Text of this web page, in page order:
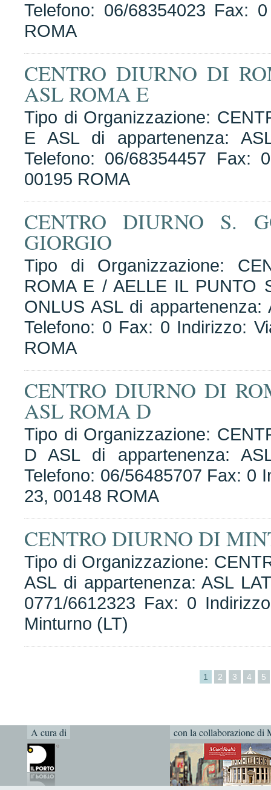
Telefono: 06/68354023 Fax:
ROMA
CENTRO DIURNO DI
ASL ROMA E
Tipo di Organizzazione:
E ASL di appartenenza:
Telefono: 06/68354457 Fax:
00195 ROMA
CENTRO DIURNO S.
GIORGIO
Tipo di Organizzazione:
ROMA E / AELLE IL PUNTO
ONLUS ASL di
Telefono: 0 Fax: 0 Indirizzo:
ROMA
CENTRO DIURNO DI
ASL ROMA D
Tipo di Organizzazione:
D ASL di appartenenza:
Telefono: 06/56485707 Fax: 0
23, 00148 ROMA
CENTRO DIURNO DI
Tipo di Organizzazione:
ASL di appartenenza: ASL
0771/6612323 Fax: 0
Minturno (LT)
1 2 3 4 5
A cura di con la collaborazione di